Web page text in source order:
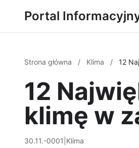
Portal
Strona główna / Klima / 12
12
klimę w
30.11.-0001 Klima